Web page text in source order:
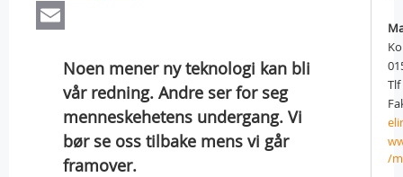
Noen mener ny teknologi kan bli
vår redning. Andre ser for seg
menneskehetens undergang. Vi
bør se oss tilbake mens vi går
framover.
Tlf
/